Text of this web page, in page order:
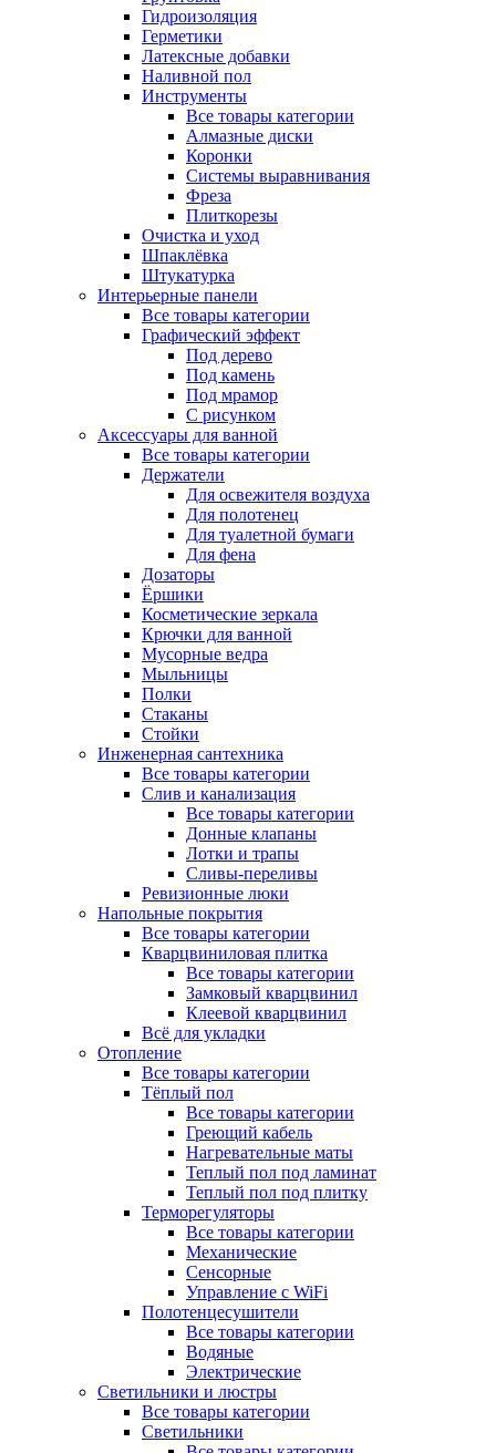
Гидроизоляция
Герметики
Латексные добавки
Наливной пол
Инструменты
Все товары категории
Алмазные диски
Коронки
Системы выравнивания
Фреза
Плиткорезы
Очистка и уход
Шпаклёвка
Штукатурка
Интерьерные панели
Все товары категории
Графический эффект
Под дерево
Под камень
Под мрамор
С рисунком
Аксессуары для ванной
Все товары категории
Держатели
Для освежителя воздуха
Для полотенец
Для туалетной бумаги
Для фена
Дозаторы
Ёршики
Косметические зеркала
Крючки для ванной
Мусорные ведра
Мыльницы
Полки
Стаканы
Стойки
Инженерная сантехника
Все товары категории
Слив и канализация
Все товары категории
Донные клапаны
Лотки и трапы
Сливы-переливы
Ревизионные люки
Напольные покрытия
Все товары категории
Кварцвиниловая плитка
Все товары категории
Замковый кварцвинил
Клеевой кварцвинил
Всё для укладки
Отопление
Все товары категории
Тёплый пол
Все товары категории
Греющий кабель
Нагревательные маты
Теплый пол под ламинат
Теплый пол под плитку
Терморегуляторы
Все товары категории
Механические
Сенсорные
Управление с WiFi
Полотенцесушители
Все товары категории
Водяные
Электрические
Светильники и люстры
Все товары категории
Светильники